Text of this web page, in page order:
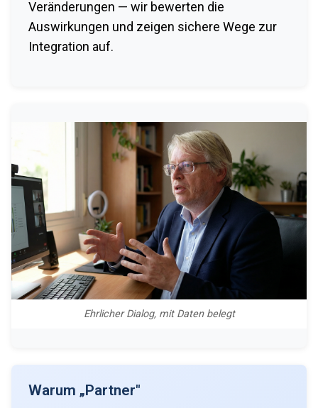
Veränderungen — wir bewerten die
Auswirkungen und zeigen sichere Wege zur
Integration auf.
Ehrlicher Dialog, mit Daten belegt
Warum „Partner"